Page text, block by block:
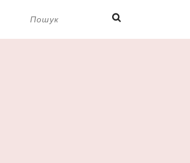
Пошук: